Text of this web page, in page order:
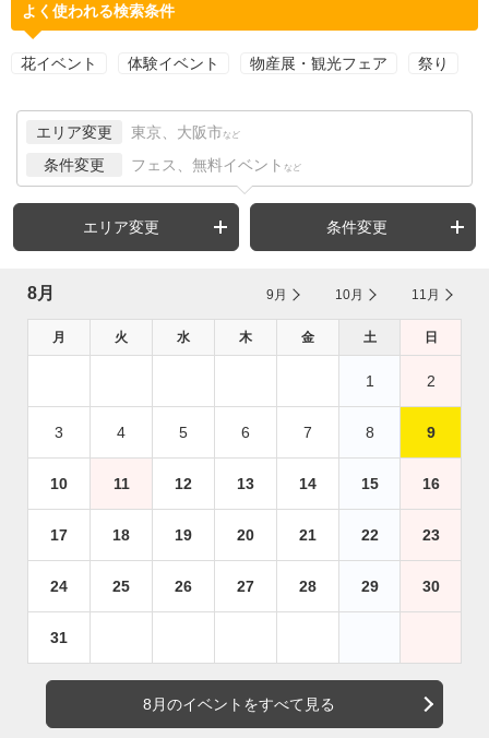
よく使われる検索条件
花イベント 体験イベント 物産展・観光フェア 祭り
エリア変更 東京、大阪市 など
条件変更 フェス、無料イベント など
エリア変更 条件変更
8月 9月 10月 11月
月 火 水 木 金 土 日
1 2
3 4 5 6 7 8 9
10 11 12 13 14 15 16
17 18 19 20 21 22 23
24 25 26 27 28 29 30
31
8月のイベントをすべて見る